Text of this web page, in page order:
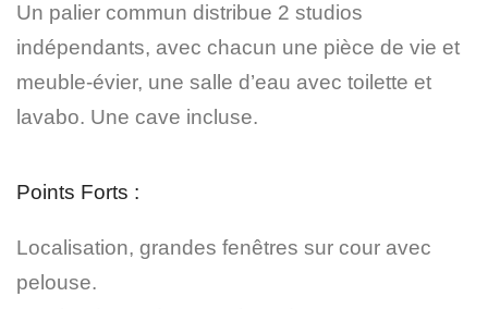
Un palier commun distribue 2 studios
indépendants, avec chacun une pièce de vie et
meuble-évier, une salle d’eau avec toilette et
lavabo. Une cave incluse.
Points Forts :
Localisation, grandes fenêtres sur cour avec
pelouse.